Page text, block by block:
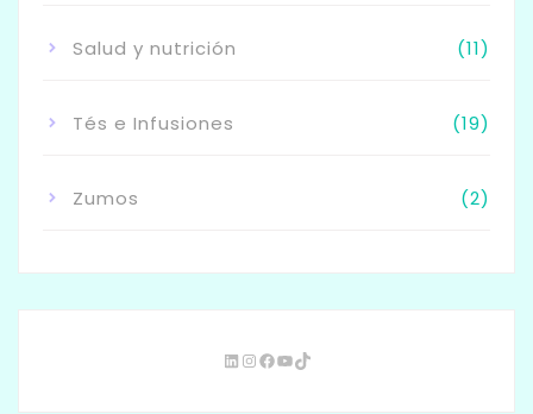
Salud y nutrición (11)
Tés e Infusiones (19)
Zumos (2)